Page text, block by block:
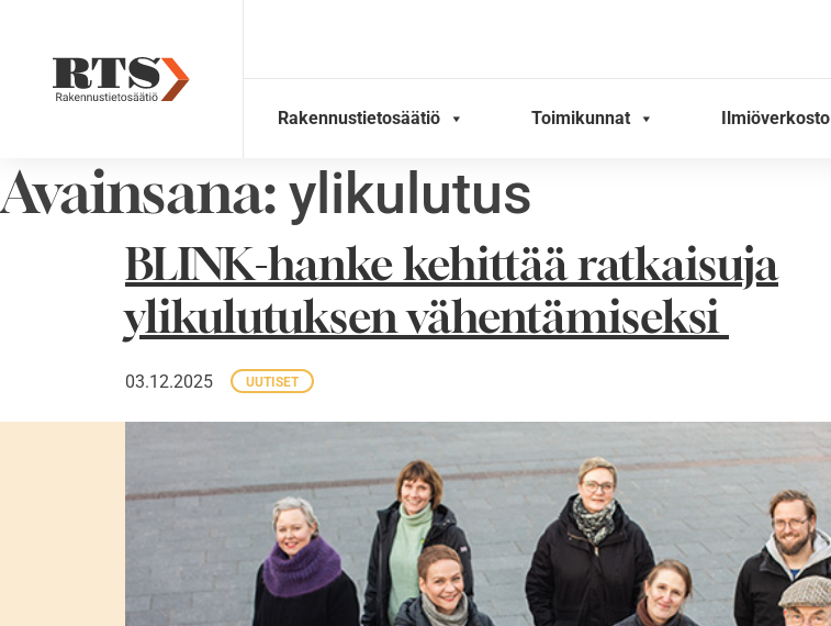
content
Rakennustietosäätiö Toimikunnat Ilmiöverkosto
Avainsana:ylikulutus
BLINK-hanke kehittää ratkaisuja
ylikulutuksen vähentämiseksi
03.12.2025 UUTISET